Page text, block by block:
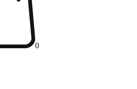
0